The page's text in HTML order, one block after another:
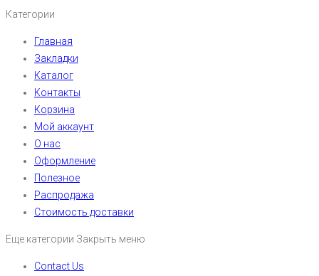
Категории
Главная
Закладки
Каталог
Контакты
Корзина
Мой аккаунт
О нас
Оформление
Полезное
Распродажа
Стоимость доставки
Еще категории Закрыть меню
Contact Us